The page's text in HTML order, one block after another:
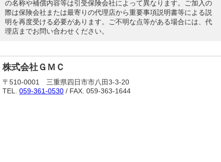
の名称や補償内容等は引受保険会社によって異なります。ご加入の
際は保険会社または最寄りの代理店から重要事項説明書等による説
明を再度受ける必要があります。ご不明な点等がある場合には、代
理店までお問い合わせください。
株式会社ＧＭＣ
〒510-0001 三重県四日市市八田3-3-20
TEL. 059-361-0530 / FAX. 059-363-1644